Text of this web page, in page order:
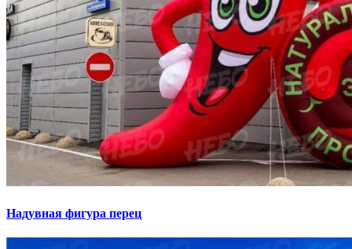
Надувная фигура перец